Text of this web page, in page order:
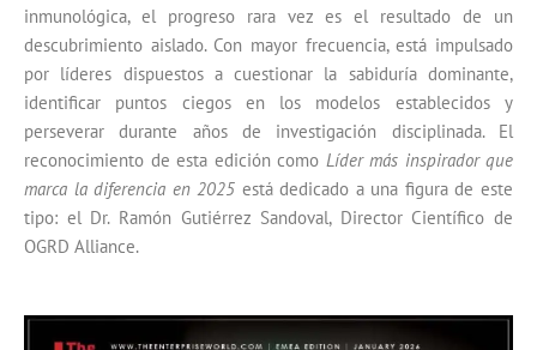
inmunológica, el progreso rara vez es el resultado de un
descubrimiento aislado. Con mayor frecuencia, está impulsado
por líderes dispuestos a cuestionar la sabiduría dominante,
identificar puntos ciegos en los modelos establecidos y
perseverar durante años de investigación disciplinada. El
reconocimiento de esta edición como Líder más inspirador que
marca la diferencia en 2025 está dedicado a una figura de este
tipo: el Dr. Ramón Gutiérrez Sandoval, Director Científico de
OGRD Alliance.